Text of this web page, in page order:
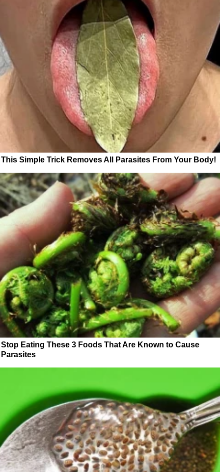
This Simple Trick Removes All Parasites From Your Body!
Stop Eating These 3 Foods That Are Known to Cause
Parasites